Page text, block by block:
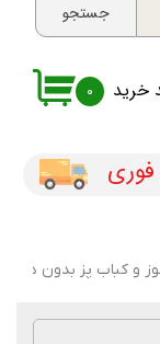
۰
جستجو
فوری
خرید
و کباب پز بدون دود